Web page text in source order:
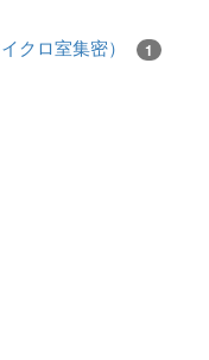
クロ室集密） 1